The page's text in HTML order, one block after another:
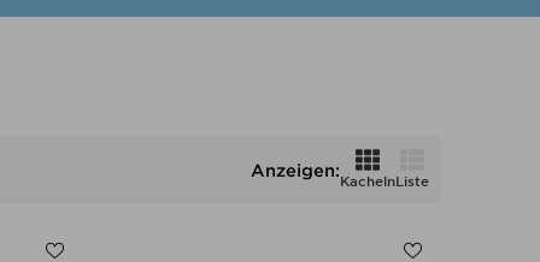
Anzeigen:
KachelnListe